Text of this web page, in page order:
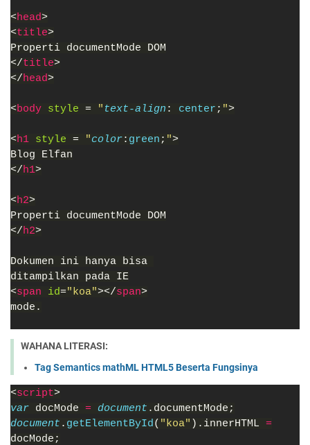
<head>
<title>
Properti documentMode DOM
</title>
</head>
<body style = " text-align : center ; ">
<h1 style = "color: green ; ">
Blog Elfan
</h1>
<h2>
Properti documentMode DOM
</h2>
Dokumen ini hanya bisa
ditampilkan pada IE
<span id="koa"></span>
mode.
WAHANA LITERASI:
Tag Semantics mathML HTML5 Beserta Fungsinya
<script>
var docMode = document .documentMode;
document . getElementById ( "koa" ).innerHTML =
docMode;